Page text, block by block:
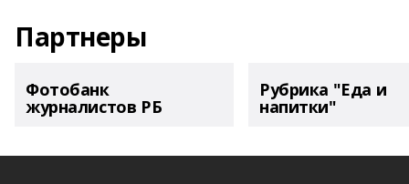
Партнеры
Фотобанк
журналистов РБ
Рубрика "Еда и
напитки"